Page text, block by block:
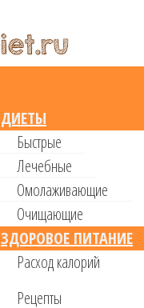
ДИЕТЫ
Быстрые
Лечебные
Омолаживающие
Очищающие
ЗДОРОВОЕ ПИТАНИЕ
Расход калорий
Рецепты